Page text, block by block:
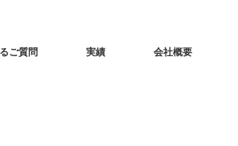
ご質問 実績 会社概要